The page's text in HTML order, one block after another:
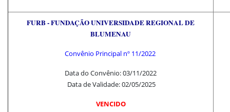
FURB - FUNDAÇÃO UNIVERSIDADE REGIONAL DE
BLUMENAU
Convênio Principal nº 11/2022
Data do Convênio: 03/11/2022
Data de Validade: 02/05/2025
VENCIDO